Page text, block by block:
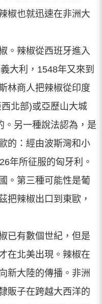
椒也就迅速在非洲大
。辣椒從西班牙進入
大利，1548年又來到
林商人把辣椒從印度
北部)或亞歷山大城
。另一種說法認為，是
的：經由波斯灣和小
年所征服的匈牙利。
。第三種可能性是葡
把辣椒出口到東歐，
已有數個世紀，但是
在北美出現。辣椒在
新大陸的傳播。非洲
販子在跨越大西洋的